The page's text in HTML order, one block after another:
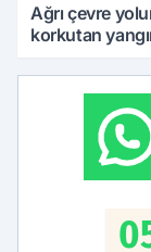
Ağrı çevre
korkutan